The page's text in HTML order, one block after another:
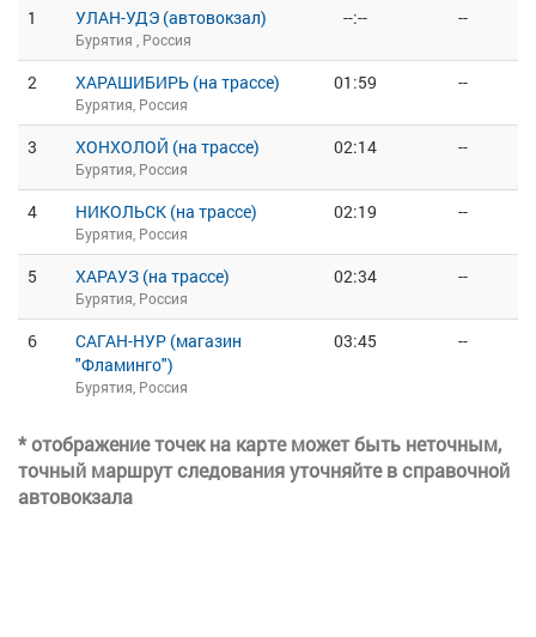
1
УЛАН-УДЭ (автовокзал)
Бурятия , Россия
--:-- --
2 ХАРАШИБИРЬ (на трассе)
Бурятия, Россия
01:59 --
3 ХОНХОЛОЙ (на трассе)
Бурятия, Россия
02:14 --
4 НИКОЛЬСК (на трассе)
Бурятия, Россия
02:19 --
5 ХАРАУЗ (на трассе)
Бурятия, Россия
02:34 --
6
САГАН-НУР (магазин
"Фламинго")
Бурятия, Россия
03:45 --
* отображение точек на карте может быть неточным,
точный маршрут следования уточняйте в справочной
автовокзала